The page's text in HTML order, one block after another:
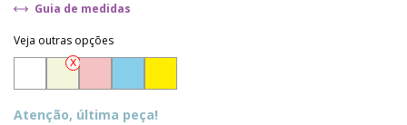
Guia de medidas
Veja outras opções
Atenção, última peça!